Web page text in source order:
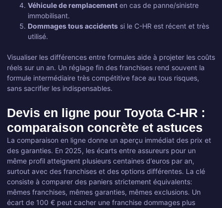
Véhicule de remplacement en cas de panne/sinistre
immobilisant.
Dommages tous accidents si le C-HR est récent et très
utilisé.
Visualiser les différences entre formules aide à projeter les coûts
réels sur un an. Un réglage fin des franchises rend souvent la
formule intermédiaire très compétitive face au tous risques,
sans sacrifier les indispensables.
Devis en ligne pour Toyota C-HR :
comparaison concrète et astuces
La comparaison en ligne donne un aperçu immédiat des prix et
des garanties. En 2025, les écarts entre assureurs pour un
même profil atteignent plusieurs centaines d’euros par an,
surtout avec des franchises et des options différentes. La clé
consiste à comparer des paniers strictement équivalents:
mêmes franchises, mêmes garanties, mêmes exclusions. Un
écart de 100 € peut cacher une franchise dommages plus